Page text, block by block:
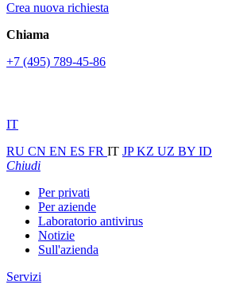
Crea nuova richiesta
Chiama
+7 (495) 789-45-86
IT
RU CN EN ES FR IT JPKZ UZ BY ID
Chiudi
Per privati
Per aziende
Laboratorio antivirus
Notizie
Sull'azienda
Servizi